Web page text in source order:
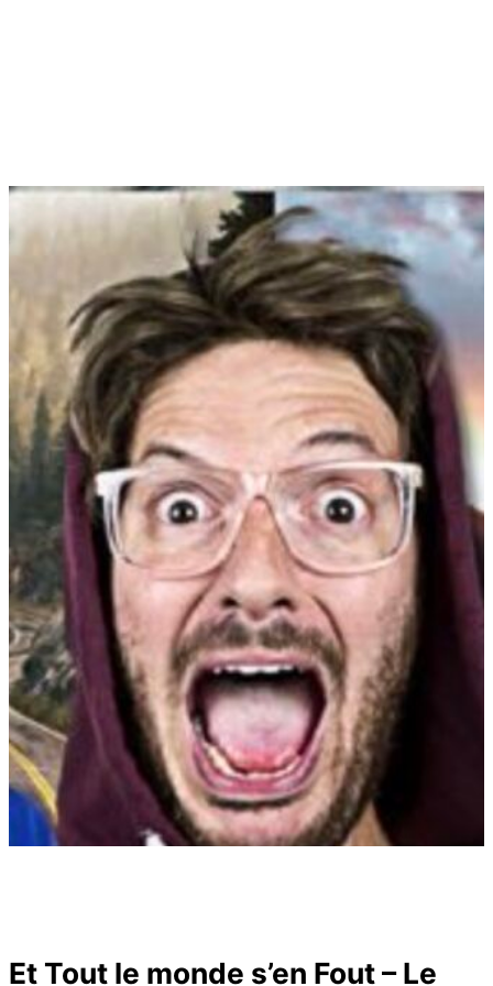
Et Tout le monde s’en Fout – Le